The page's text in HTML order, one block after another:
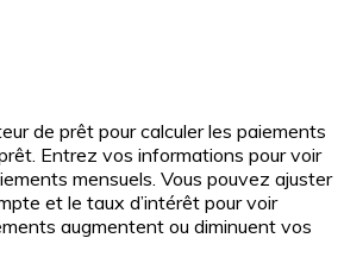
de prêt pour calculer les paiements
Entrez vos informations pour voir
mensuels. Vous pouvez ajuster
et le taux d’intérêt pour voir
augmentent ou diminuent vos